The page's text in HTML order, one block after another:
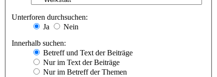
Unterforen durchsuchen:
Ja
Nein
Innerhalb suchen:
Betreff und Text der Beiträge
Nur im Text der Beiträge
Nur im Betreff der Themen